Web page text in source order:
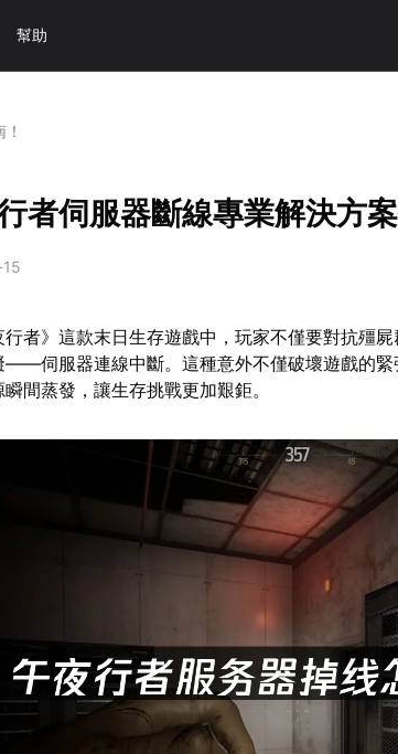
幫助
者伺服器斷線專業解決方案
行者》這款末日生存遊戲中，玩家不僅要對抗殭
——伺服器連線中斷。這種意外不僅破壞遊戲的緊
間蒸發，讓生存挑戰更加艱鉅。